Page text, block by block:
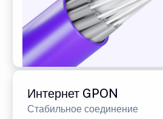
Интернет GPON
Стабильное соединение